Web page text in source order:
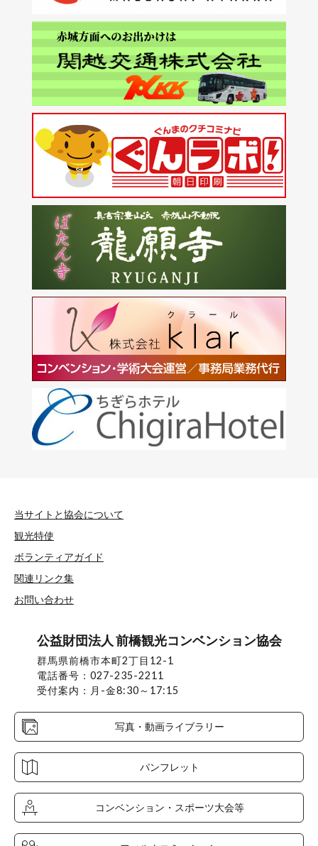
当サイトと協会について
観光特使
ボランティアガイド
関連リンク集
お問い合わせ
公益財団法人 前橋観光コンベンション協会
群馬県前橋市本町2丁目12-1
電話番号：027-235-2211
受付案内：月-金8:30～17:15
写真・動画ライブラリー
パンフレット
コンベンション・スポーツ大会等